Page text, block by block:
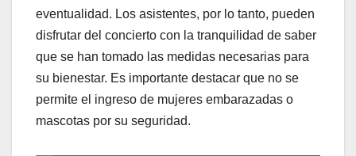
eventualidad. Los asistentes, por lo tanto, pueden
disfrutar del concierto con la tranquilidad de saber
que se han tomado las medidas necesarias para
su bienestar. Es importante destacar que no se
permite el ingreso de mujeres embarazadas o
mascotas por su seguridad.